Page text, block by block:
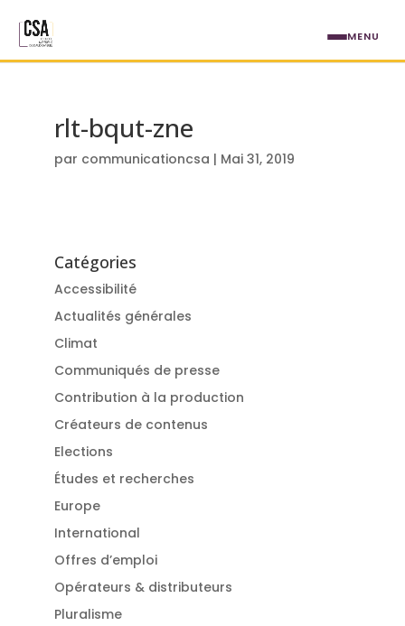
rlt-bqut-zne
par communicationcsa | Mai 31, 2019
Catégories
Accessibilité
Actualités générales
Climat
Communiqués de presse
Contribution à la production
Créateurs de contenus
Elections
Études et recherches
Europe
International
Offres d’emploi
Opérateurs & distributeurs
Pluralisme
MENU